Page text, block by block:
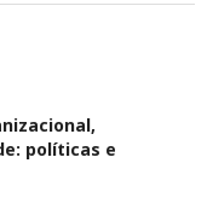
políticas e